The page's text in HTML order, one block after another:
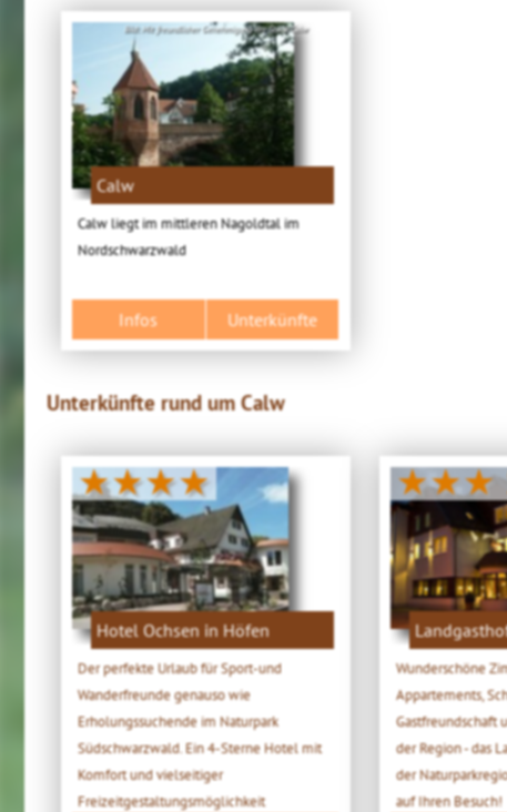
Bild: Mit freundlicher Genehmigung der Stadt Calw
Calw
Calw liegt im mittleren Nagoldtal im
Nordschwarzwald
Infos Unterkünfte
Unterkünfte rund um Calw
★★★★
Hotel Ochsen in Höfen
Der perfekte Urlaub für Sport-und
Wanderfreunde genauso wie
Erholungssuchende im Naturpark
Südschwarzwald. Ein 4-Sterne Hotel mit
Komfort und vielseitiger
Freizeitgestaltungsmöglichkeit
★★★
Wunderschöne
Appartements,
Gastfreundschaft
der Region - das
der
auf Ihren Besuch!